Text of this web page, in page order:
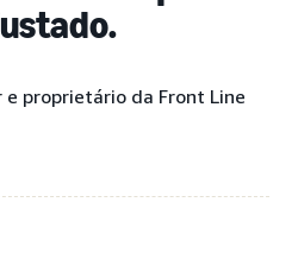
e proprietário da Front Line